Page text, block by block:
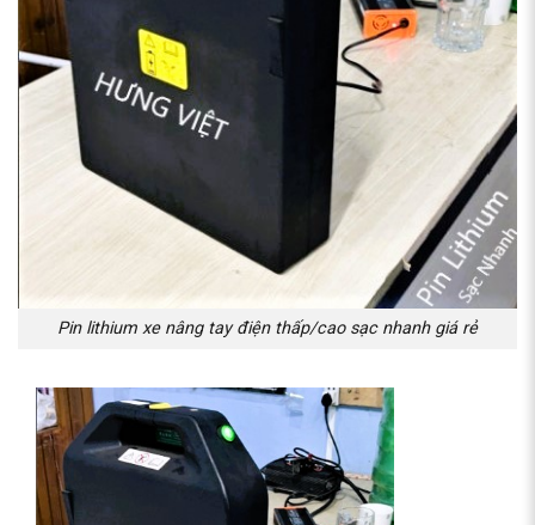
Pin lithium xe nâng tay điện thấp/cao sạc nhanh giá rẻ